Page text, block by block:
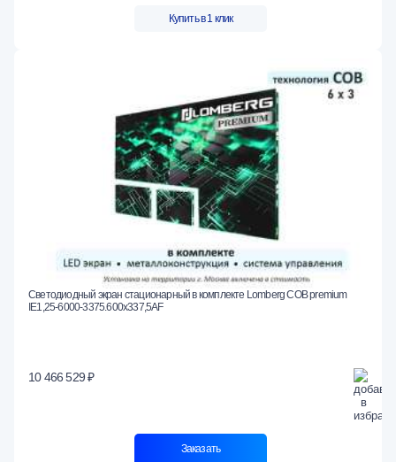
Купить в 1 клик
Светодиодный экран стационарный в комплекте Lomberg COB premium
IE1,25-6000-3375.600x337,5AF
10 466 529 ₽
Заказать